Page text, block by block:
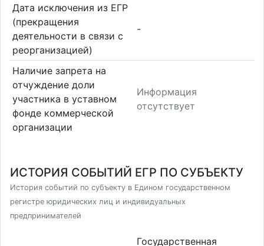
Дата исключения из ЕГР
(прекращения
деятельности в связи с
реорганизацией)
-
Наличие запрета на
отчуждение доли
участника в уставном
фонде коммерческой
организации
Информация
отсутствует
ИСТОРИЯ СОБЫТИЙ ЕГР ПО СУБЪЕКТУ
История событий по субъекту в Едином государственном
регистре юридических лиц и индивидуальных
предпринимателей
Государственная